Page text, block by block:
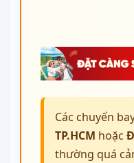
Các chuyến
TP.HCM hoặc
thường quá